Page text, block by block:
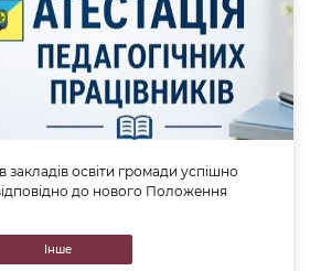
закладів освіти громади успішно
до нового Положення
Інше